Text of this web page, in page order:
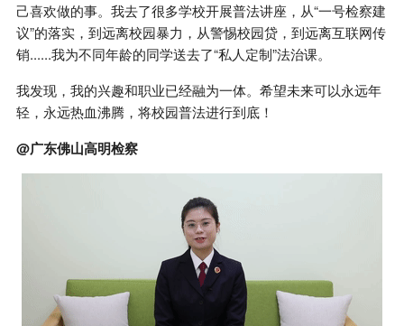
己喜欢做的事。我去了很多学校开展普法讲座，从“一号检察建
议”的落实，到远离校园暴力，从警惕校园贷，到远离互联网传
销......我为不同年龄的同学送去了“私人定制”法治课。
我发现，我的兴趣和职业已经融为一体。希望未来可以永远年
轻，永远热血沸腾，将校园普法进行到底！
@广东佛山高明检察